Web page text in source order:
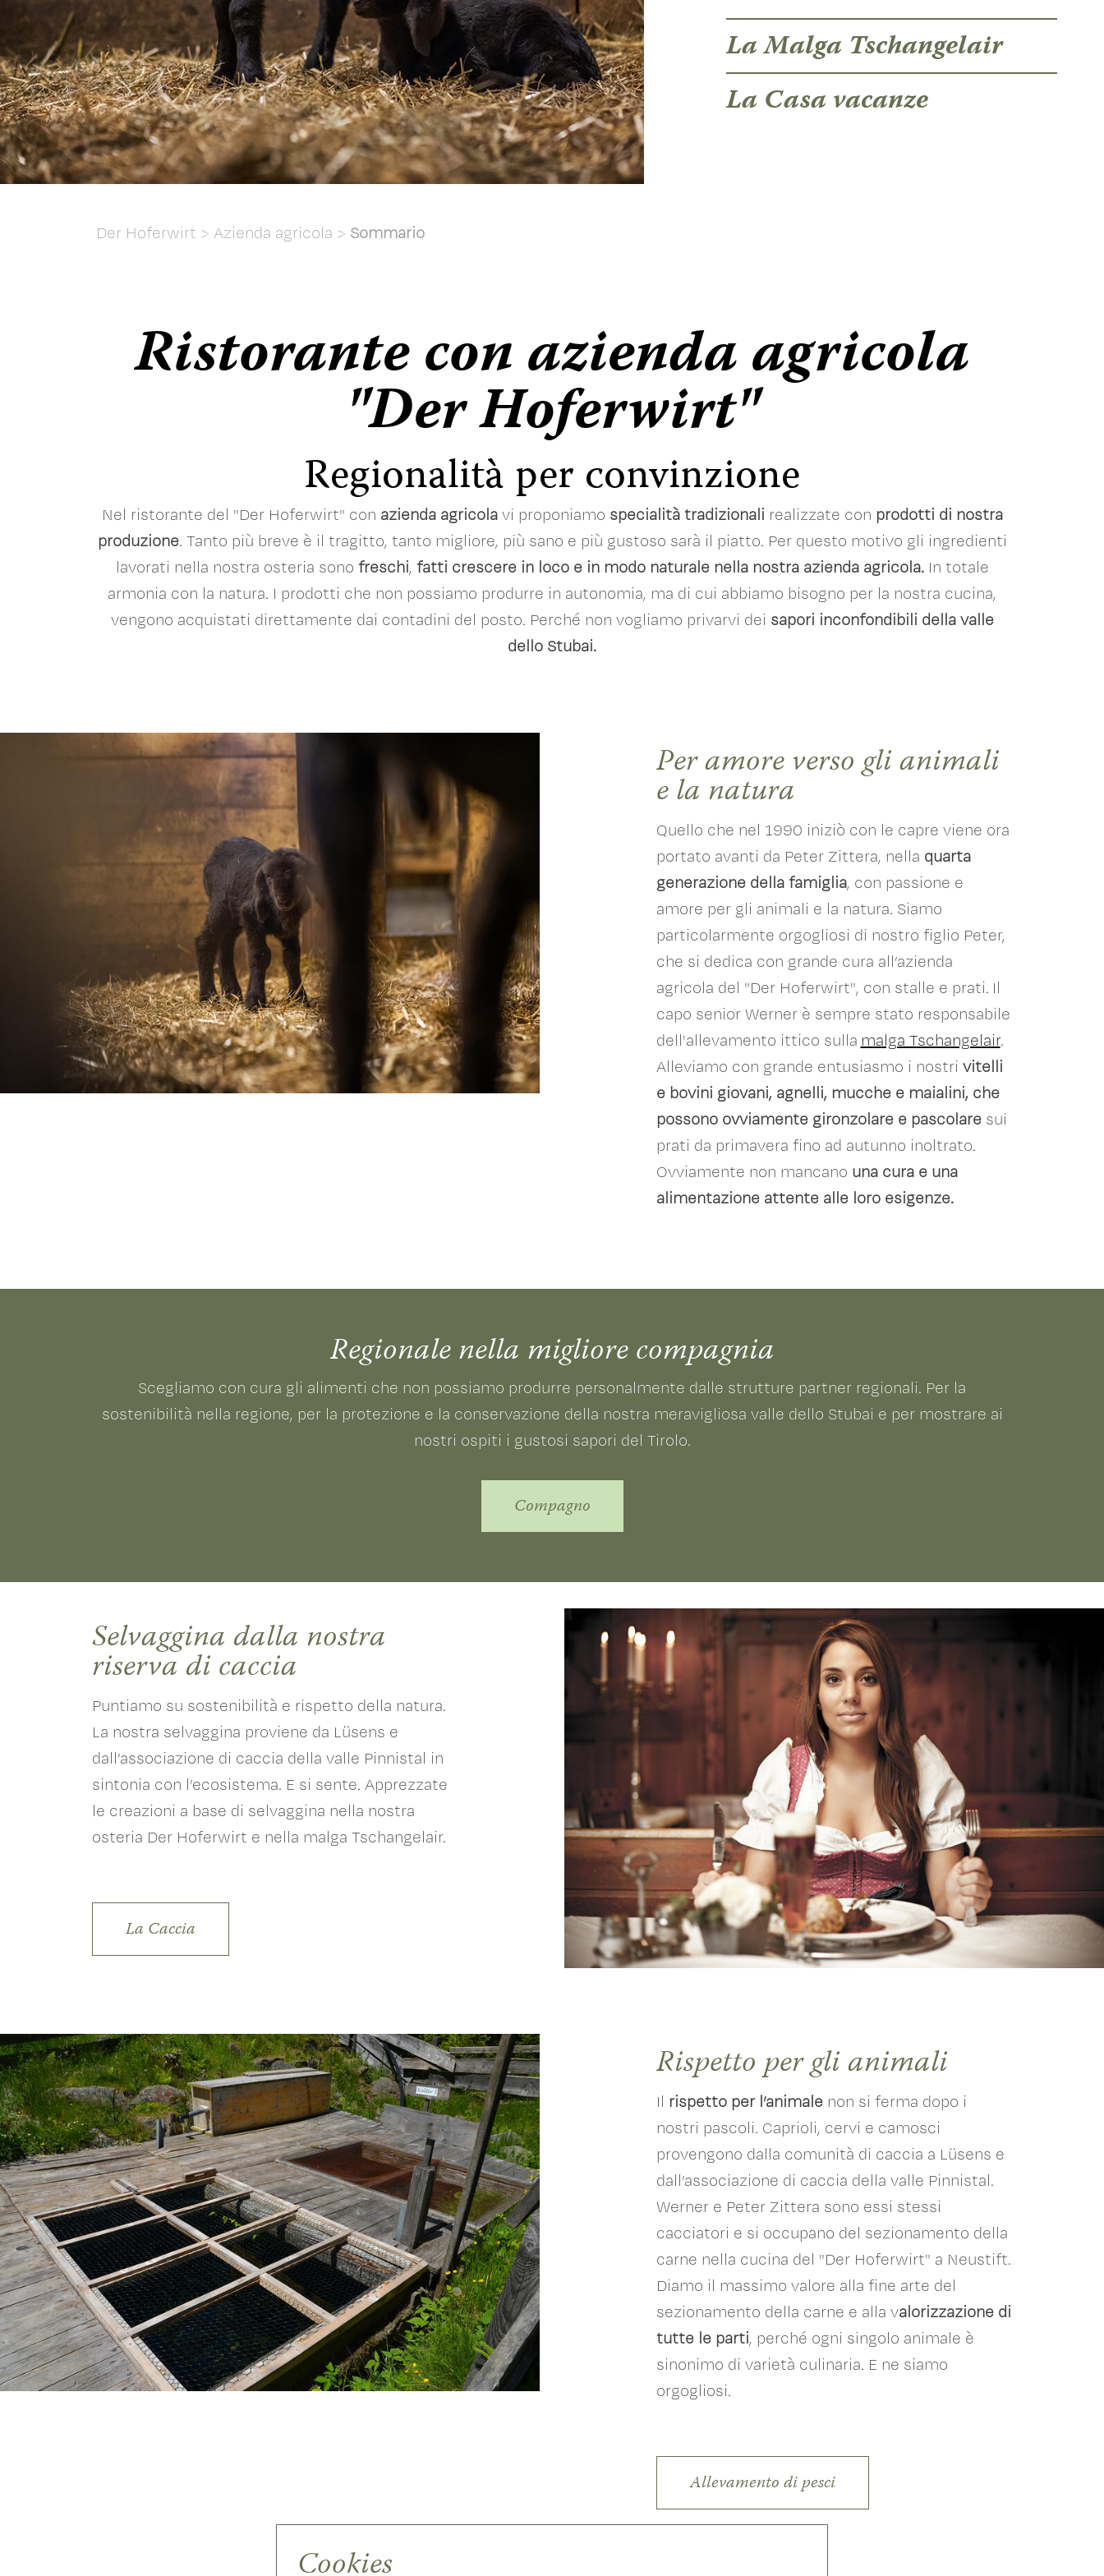
La Malga Tschangelair
La Casa vacanze
Der Hoferwirt > Azienda agricola > Sommario
Ristorante con azienda agricola
"Der Hoferwirt"
Regionalità per convinzione
Nel ristorante del "Der Hoferwirt" con azienda agricola vi proponiamo specialità tradizionali realizzate con prodotti di nostra
produzione. Tanto più breve è il tragitto, tanto migliore, più sano e più gustoso sarà il piatto. Per questo motivo gli ingredienti
lavorati nella nostra osteria sono freschi, fatti crescere in loco e in modo naturale nella nostra azienda agricola.In totale
armonia con la natura. I prodotti che non possiamo produrre in autonomia, ma di cui abbiamo bisogno per la nostra cucina,
vengono acquistati direttamente dai contadini del posto. Perché non vogliamo privarvi dei sapori inconfondibili della valle
dello Stubai.
Per amore verso gli animali
e la natura
Quello che nel 1990 iniziò con le capre viene ora
portato avanti da Peter Zittera, nella quarta
generazione della famiglia, con passione e
amore per gli animali e la natura. Siamo
particolarmente orgogliosi di nostro figlio Peter,
che si dedica con grande cura all’azienda
agricola del "Der Hoferwirt", con stalle e prati. Il
capo senior Werner è sempre stato responsabile
dell'allevamento ittico sulla malga Tschangelair.
Alleviamo con grande entusiasmo i nostri vitelli
e bovini giovani, agnelli, mucche e maialini, che
possono ovviamente gironzolare e pascolaresui
prati da primavera fino ad autunno inoltrato.
Ovviamente non mancano una cura e una
alimentazione attente alle loro esigenze.
Regionale nella migliore compagnia
Scegliamo con cura gli alimenti che non possiamo produrre personalmente dalle strutture partner regionali. Per la
sostenibilità nella regione, per la protezione e la conservazione della nostra meravigliosa valle dello Stubai e per mostrare ai
nostri ospiti i gustosi sapori del Tirolo.
Compagno
Selvaggina dalla nostra
riserva di caccia
Puntiamo su sostenibilità e rispetto della natura.
La nostra selvaggina proviene da Lüsens e
dall’associazione di caccia della valle Pinnistal in
sintonia con l’ecosistema. E si sente. Apprezzate
le creazioni a base di selvaggina nella nostra
osteria Der Hoferwirt e nella malga Tschangelair.
La Caccia
Rispetto per gli animali
Il rispetto per l’animalenon si ferma dopo i
nostri pascoli. Caprioli, cervi e camosci
provengono dalla comunità di caccia a Lüsens e
dall’associazione di caccia della valle Pinnistal.
Werner e Peter Zittera sono essi stessi
cacciatori e si occupano del sezionamento della
carne nella cucina del "Der Hoferwirt" a Neustift.
Diamo il massimo valore alla fine arte del
sezionamento della carne e alla valorizzazione di
tutte le parti, perché ogni singolo animale è
sinonimo di varietà culinaria. E ne siamo
orgogliosi.
Allevamento di pesci